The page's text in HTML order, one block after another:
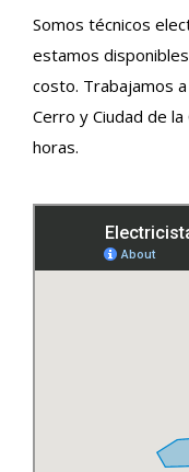
Somos técnicos
estamos
costo. Trabajamos
Cerro y Ciudad de
horas.